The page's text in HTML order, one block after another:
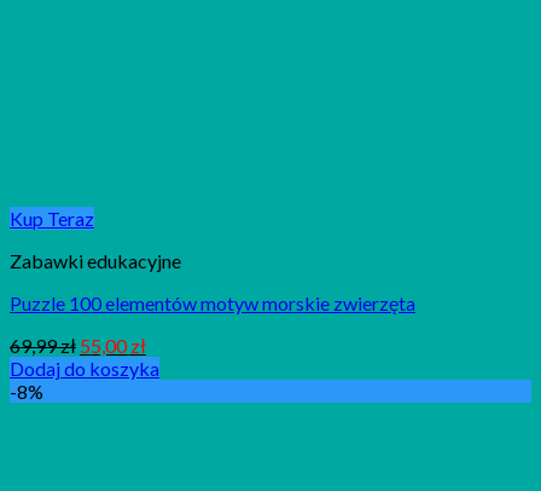
Kup Teraz
Zabawki edukacyjne
Puzzle 100 elementów motyw morskie zwierzęta
69,99zł 55,00zł
Dodaj do koszyka
-8%